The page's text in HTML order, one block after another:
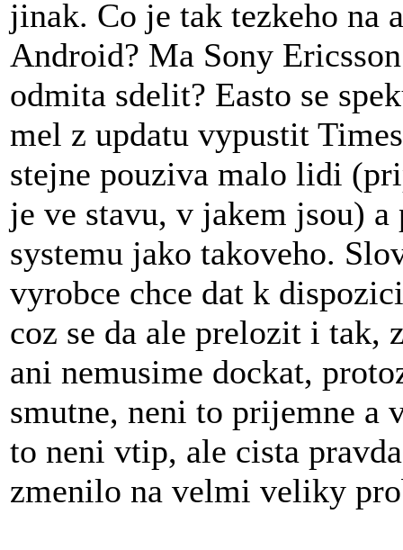
jinak. Co je tak tezkeho na
Android? Ma Sony
odmita sdelit? Easto se
mel z updatu vypustit
stejne pouziva malo lidi
je ve stavu, v jakem jsou)
systemu jako takoveho.
vyrobce chce dat k
coz se da ale prelozit i tak,
ani nemusime dockat,
smutne, neni to prijemne a
to neni vtip, ale cista
zmenilo na velmi veliky